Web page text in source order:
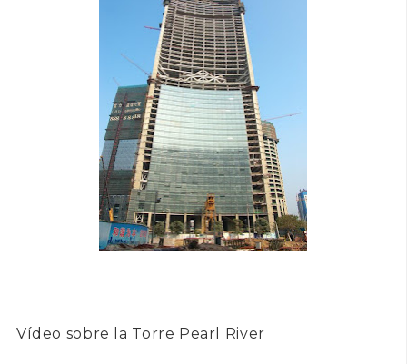
Vídeo sobre la Torre Pearl River